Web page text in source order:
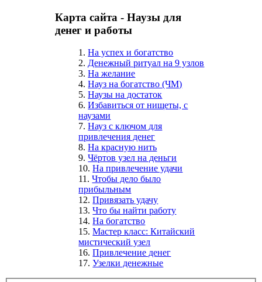
Карта сайта - Наузы для
денег и работы
1.На успех и богатство
2.Денежный ритуал на 9 узлов
3.На желание
4.Науз на богатство (ЧМ)
5.Наузы на достаток
6.Избавиться от нищеты, с
наузами
7.Науз с ключом для
привлечения денег
8.На красную нить
9.Чёртов узел на деньги
10.На привлечение удачи
11.Чтобы дело было
прибыльным
12.Привязать удачу
13.Что бы найти работу
14.На богатство
15.Мастер класс: Китайский
мистический узел
16.Привлечение денег
17.Узелки денежные